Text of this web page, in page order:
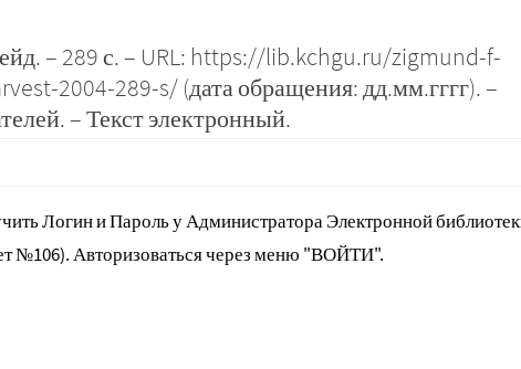
– 289 с. – URL: https://lib.kchgu.ru/zigmund-f-
2004-289-s/ (дата обращения: дд.мм.гггг). –
– Текст электронный.
Логин и Пароль у Администратора Электронной
№106). Авторизоваться через меню "ВОЙТИ".